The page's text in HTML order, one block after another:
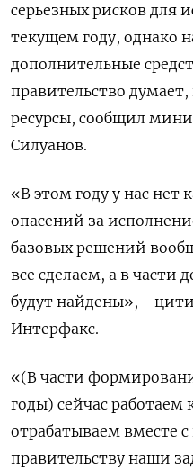
серьезных рисков для
текущем году, однако
дополнительные
правительство
ресурсы, сообщил
Силуанов.
«В этом году у нас нет
опасений за
базовых решений
все сделаем, а в части
будут найдены», -
Интерфакс.
«(В части
годы) сейчас работаем
отрабатываем вместе
правительству наши